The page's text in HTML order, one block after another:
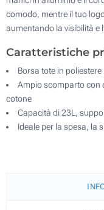
comodo, mentre il tuo
aumentando la visibilità e
Caratteristiche
Borsa tote in
Ampio scomparto con
cotone
Capacità di 23L,
Ideale per la spesa, la